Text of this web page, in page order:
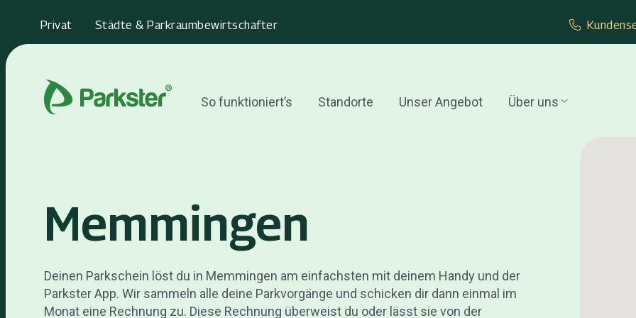
Privat Städte & Parkraumbewirtschafter
So funktioniert’s Standorte Unser Angebot Über uns
Memmingen
Deinen Parkschein löst du in Memmingen am einfachsten mit deinem Handy und der
Parkster App. Wir sammeln alle deine Parkvorgänge und schicken dir dann einmal im
Monat eine Rechnung zu. Diese Rechnung überweist du oder lässt sie von der